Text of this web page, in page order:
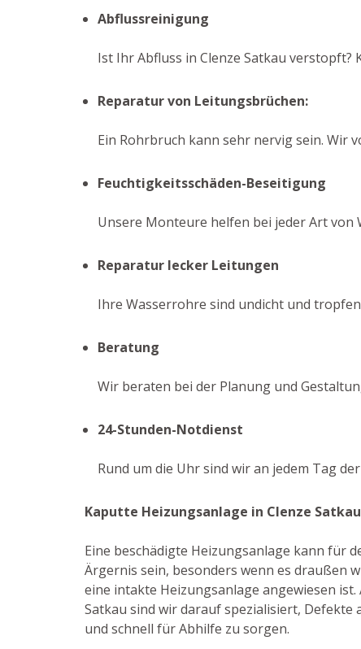
Abflussreinigung
Ist Ihr Abfluss in Clenze Satkau verstopft?
Reparatur von Leitungsbrüchen:
Ein Rohrbruch kann sehr nervig sein. Wir
Feuchtigkeitsschäden-Beseitigung
Unsere Monteure helfen bei jeder Art von
Reparatur lecker Leitungen
Ihre Wasserrohre sind undicht und
Beratung
Wir beraten bei der Planung und
24-Stunden-Notdienst
Rund um die Uhr sind wir an jedem Tag
Kaputte Heizungsanlage in Clenze Satkau
Eine beschädigte Heizungsanlage kann für
Ärgernis sein, besonders wenn es draußen
eine intakte Heizungsanlage angewiesen ist.
Satkau sind wir darauf spezialisiert, Defekte
und schnell für Abhilfe zu sorgen.